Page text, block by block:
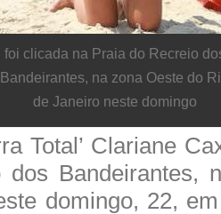
foi clicada na Praia do Recreio
Bandeirantes, na zona Oeste do
de Janeiro neste domingo
Total’ Clariane
dos Bandeirantes,
domingo, 22,